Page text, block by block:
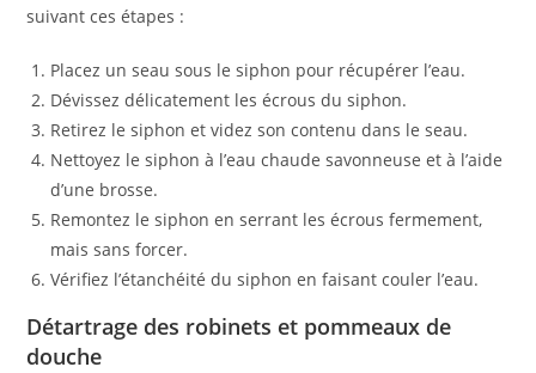
suivant ces étapes :
Placez un seau sous le siphon pour récupérer l’eau.
Dévissez délicatement les écrous du siphon.
Retirez le siphon et videz son contenu dans le seau.
Nettoyez le siphon à l’eau chaude savonneuse et à l’aide
d’une brosse.
Remontez le siphon en serrant les écrous fermement,
mais sans forcer.
Vérifiez l’étanchéité du siphon en faisant couler l’eau.
Détartrage des robinets et pommeaux de
douche